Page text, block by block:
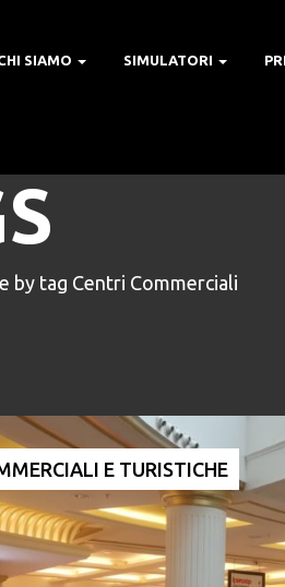
SIAMO SIMULATORI
by tag Centri Commerciali
E TURISTICHE